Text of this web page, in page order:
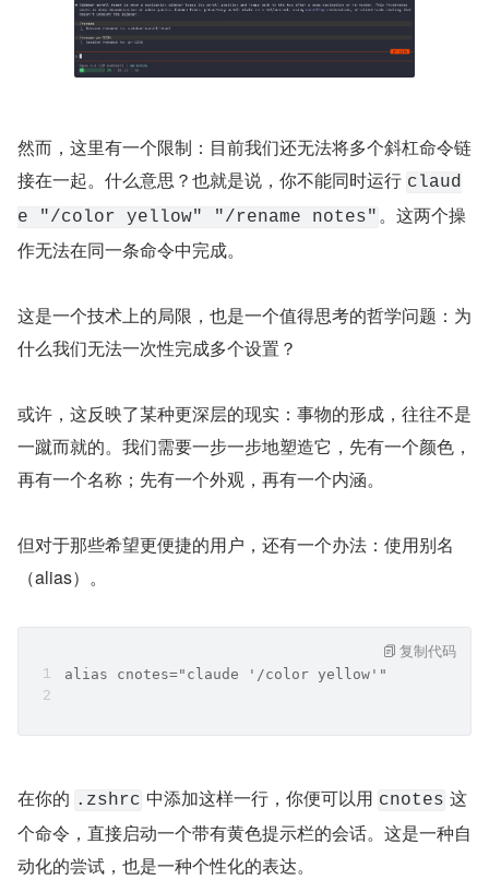
然而，这里有一个限制：目前我们还无法将多个斜杠命令链
接在一起。什么意思？也就是说，你不能同时运行 claud
e "/color yellow" "/rename notes" 。这两个操
作无法在同一条命令中完成。
这是一个技术上的局限，也是一个值得思考的哲学问题：为
什么我们无法一次性完成多个设置？
或许，这反映了某种更深层的现实：事物的形成，往往不是
一蹴而就的。我们需要一步一步地塑造它，先有一个颜色，
再有一个名称；先有一个外观，再有一个内涵。
但对于那些希望更便捷的用户，还有一个办法：使用别名
（alias）。
alias cnotes="claude '/color yellow'"
复制代码
在你的 .zshrc 中添加这样一行，你便可以用 cnotes 这
个命令，直接启动一个带有黄色提示栏的会话。这是一种自
动化的尝试，也是一种个性化的表达。